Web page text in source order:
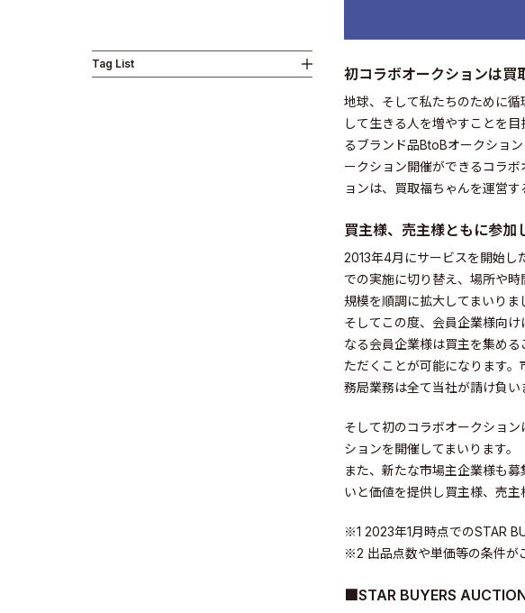
Business
Investor
Sustainability
Tag List
初コラボオークションは買
地球、そして私たちのために
して生きる人を増やすことを
るブランド品BtoBオークショ
ークション開催ができるコラ
ョンは、買取福ちゃんを運営
買主様、売主様ともに参加
2013年4月にサービスを開始し
での実施に切り替え、場所や
規模を順調に拡大してまいりま
そしてこの度、会員企業様向
なる会員企業様は買主を集め
ただくことが可能になります
務局業務は全て当社が請け負い
そして初のコラボオークショ
ションを開催してまいります。
また、新たな市場主企業様も
いと価値を提供し買主様、売主
※1 2023年1月時点でのSTAR
※2 出品点数や単価等の条件が
■STAR BUYERS